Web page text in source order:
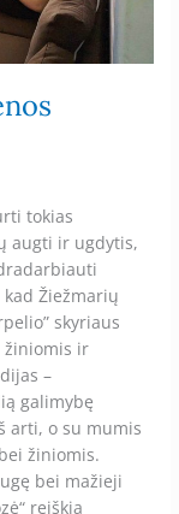
tokias
augti ir ugdytis,
Žiežmarių
skyriaus
žiniomis ir
–
galimybę
arti, o su mumis
žiniomis.
bei mažieji
reiškia